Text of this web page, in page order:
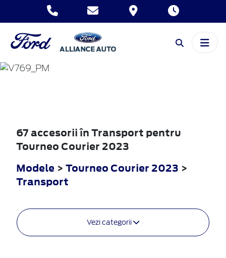
TOURNEO
COURIER
67 accesorii în Transport pentru
Tourneo Courier 2023
Modele > Tourneo Courier 2023 >
Transport
Vezi categorii